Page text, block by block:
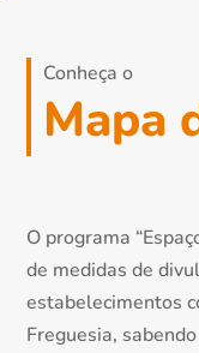
Conheça o
Mapa
O programa
de medidas de
estabelecimentos
Freguesia,